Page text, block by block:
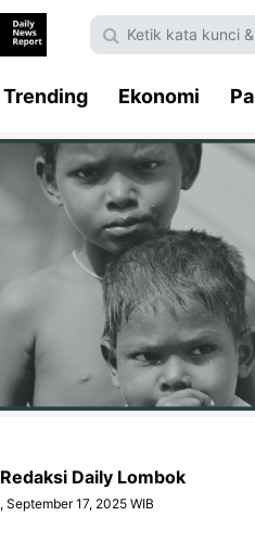
Trending Ekonomi
Redaksi Daily Lombok
, September 17, 2025 WIB